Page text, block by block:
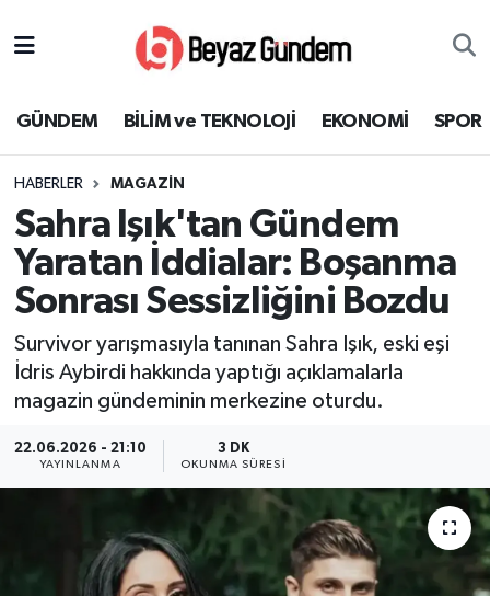
GÜNDEM BİLİM ve TEKNOLOJİ EKONOMİ SPOR
HABERLER MAGAZİN
Sahra Işık'tan Gündem
Yaratan İddialar: Boşanma
Sonrası Sessizliğini Bozdu
Survivor yarışmasıyla tanınan Sahra Işık, eski eşi
İdris Aybirdi hakkında yaptığı açıklamalarla
magazin gündeminin merkezine oturdu.
22.06.2026 - 21:10
YAYINLANMA
3 DK
OKUNMA SÜRESI
EKONOMİ
SPOR
SAĞLIK
EĞİTİM
KÜLTÜR SANAT
MAGAZİN
Süper Lig Puan Durumu ve Fikstür
Tüm Manşetler
Son Dakika Haberleri
Haber Arşivi